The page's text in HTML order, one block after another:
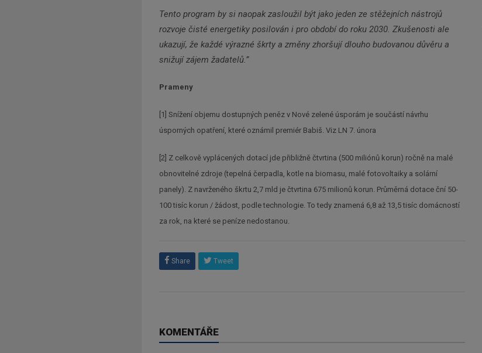
Tento program by si naopak zasloužil být jako jeden ze stěžejních nástrojů
rozvoje čisté energetiky posilován i pro období do roku 2030. Zkušenosti ale
ukazují, že každé výrazné škrty a změny zhoršují dlouho budovanou důvěru a
snižují zájem žadatelů.”
Prameny
[1] Snížení objemu dostupných peněz v Nové zelené úsporám je součástí návrhu
úsporných opatření, které oznámil premiér Babiš. Viz LN 7. února
[2] Z celkově vyplácených dotací jde přibližně čtvrtina (500 miliónů korun) ročně na malé
obnovitelné zdroje (tepelná čerpadla, kotle na biomasu, malé fotovoltaiky a solární
panely). Z navrženého škrtu 2,7 mld je čtvrtina 675 milionů korun. Průměrná dotace ční 50-
100 tisíc korun / žádost, podle technologie. To tedy znamená 6,8 až 13,5 tisíc domácností
za rok, na které se peníze nedostanou.
Share Tweet
KOMENTÁŘE